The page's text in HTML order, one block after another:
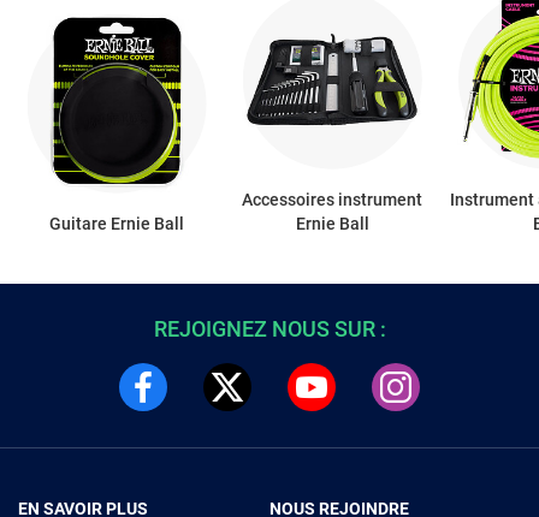
Guitare Ernie Ball
Accessoires instrument
Ernie Ball
Instrument
REJOIGNEZ NOUS SUR :
EN SAVOIR PLUS NOUS REJOINDRE